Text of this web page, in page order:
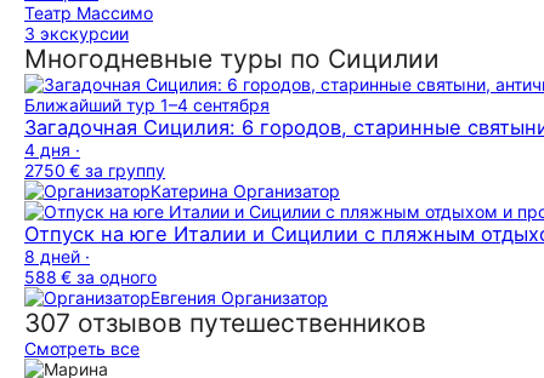
Театр Массимо
3 экскурсии
Многодневные туры по Сицилии
Ближайший тур 1–4 сентября
Загадочная Сицилия: 6 городов, старинные
4 дня ·
2750 € за группу
Катерина Организатор
Отпуск на юге Италии и Сицилии с пляжным
8 дней ·
588 € за одного
Евгения Организатор
307 отзывов путешественников
Смотреть все